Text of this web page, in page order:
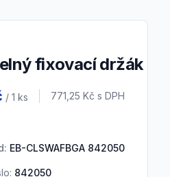
fixovací držák
/ 1 ks Cena s DPH
771,25 Kč s DPH
EB-CLSWAFBGA 842050
842050